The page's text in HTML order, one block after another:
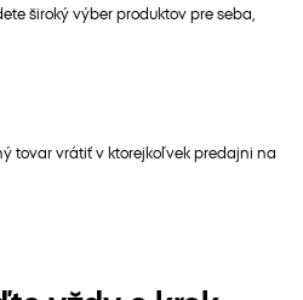
široký výber produktov pre seba,
tovar vrátiť v ktorejkoľvek predajni na